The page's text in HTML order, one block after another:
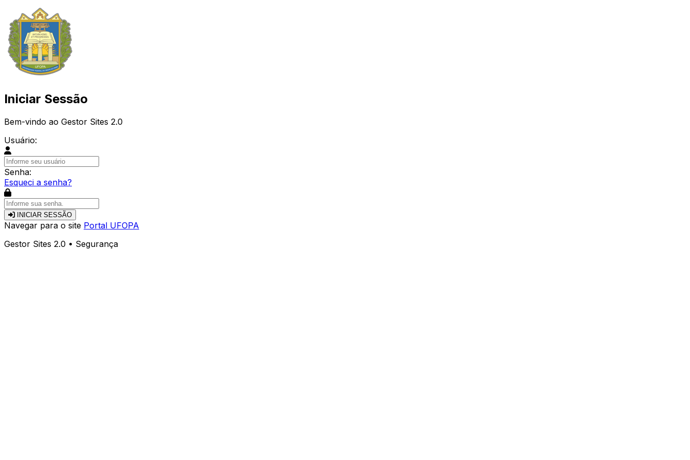
Iniciar Sessão
Bem-vindo ao Gestor Sites 2.0
Usuário:
Senha:
Esqueci a senha?
INICIAR SESSÃO
Navegar para o site Portal UFOPA
Gestor Sites 2.0 • Segurança